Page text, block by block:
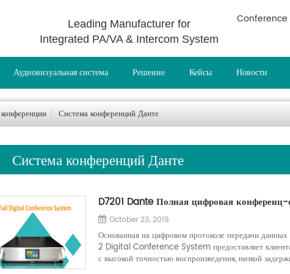
Leading Manufacturer for
Integrated PA/VA & Intercom System
Conference
Аудиовизуальная система Решение Кейсы Новости
Система конференций Данте
Система конференций Данте
D7201 Dante Полная цифровая конференц-
October 23, 2019
Основанная на цифровом протоколе передачи
2 Digital Conference System предоставляет
с высокой точностью воспроизведения, низкой